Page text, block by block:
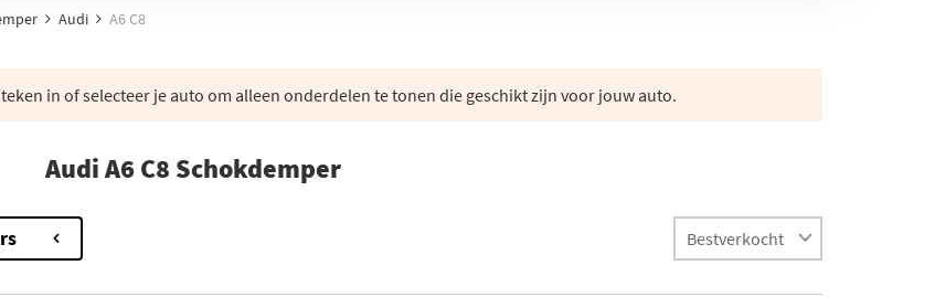
Audi A6 C8
in of selecteer je auto om alleen onderdelen te tonen die geschikt zijn voor jouw auto.
Audi A6 C8 Schokdemper